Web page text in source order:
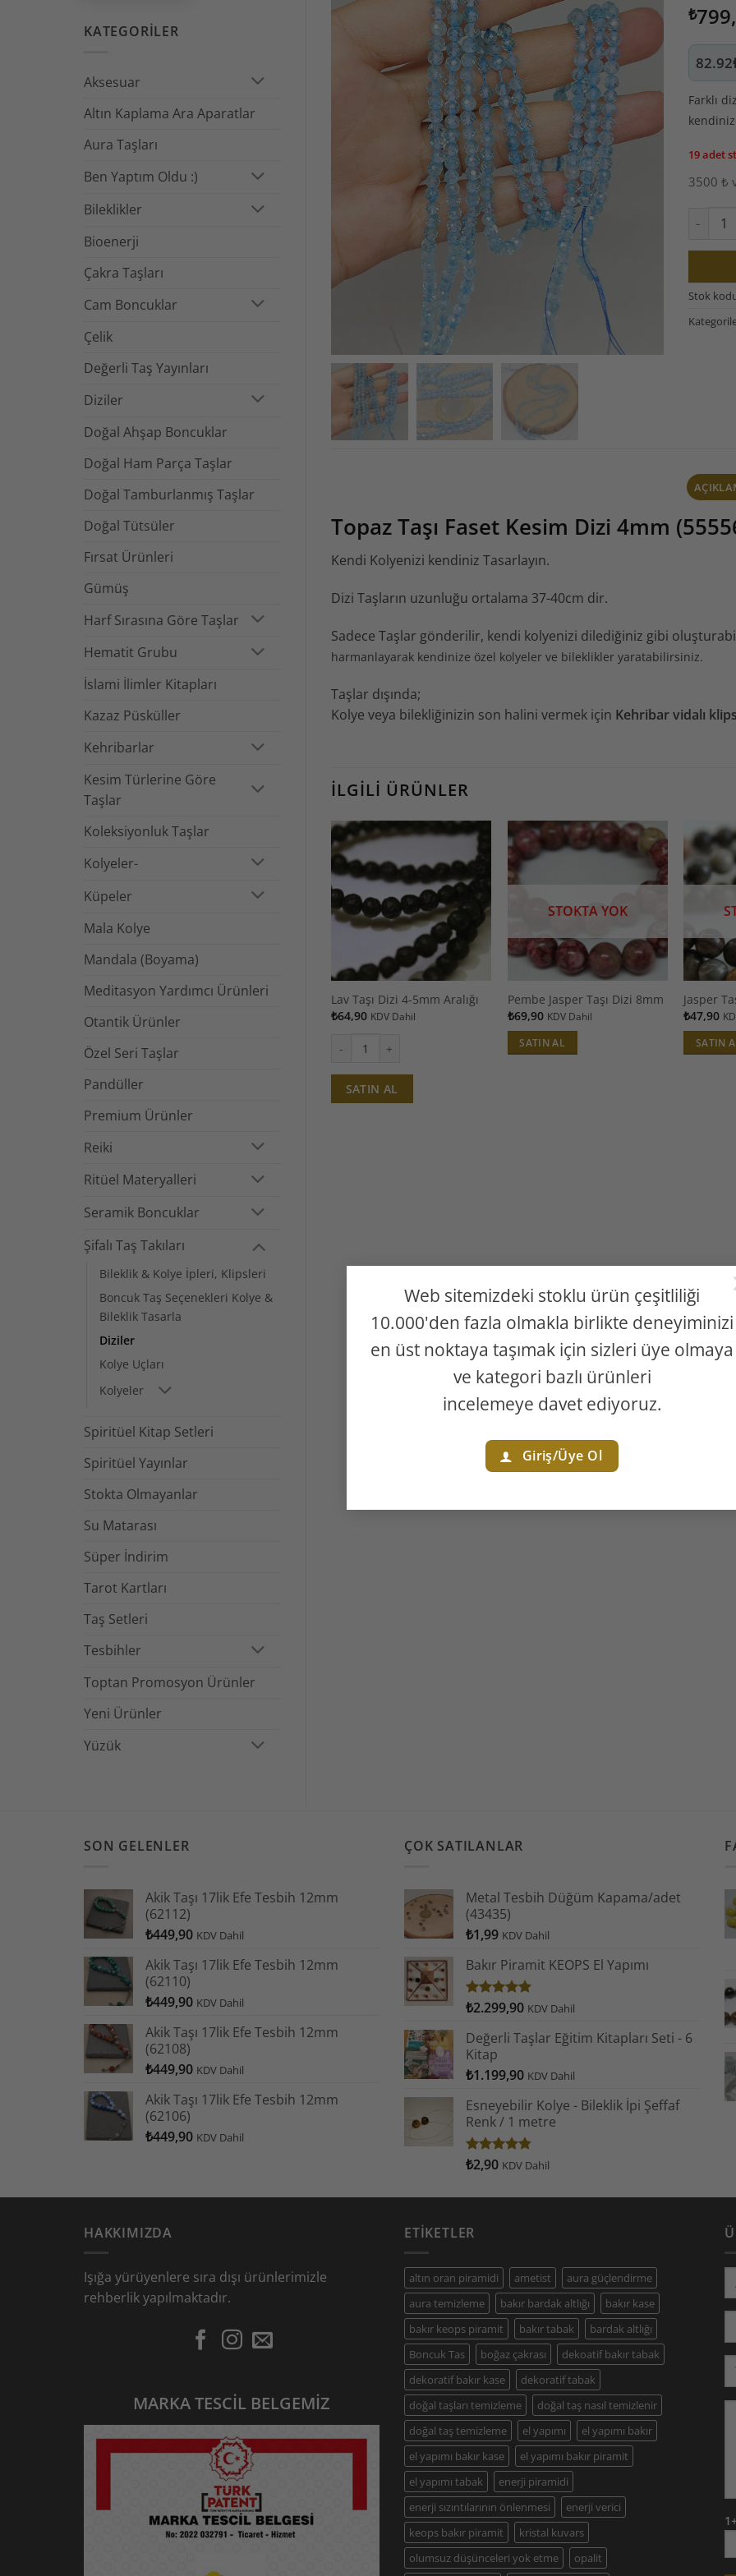
Web sitemizdeki stoklu ürün çeşitliliği
10.000'den fazla olmakla birlikte deneyiminizi
en üst noktaya taşımak için sizleri üye olmaya
ve kategori bazlı ürünleri
incelemeye davet ediyoruz.
Giriş/Üye Ol
- 11:00 E KADAR VERDİĞİNİZ TÜM SİPARİŞLER AYNI GÜN KARGODA
- ÜRÜN ALIM LİMİTİ MİNİMUM 0 ₺ + KARGO ÜCRETİDİR
- KAPIDA ÖDEME ALIM LİMİTİ MİNİMUM 900 ₺ + KARGO ÜCRETİDİR
- BİLEKLİK VE KOLYE ÖZEL YAPIM İSTEKLERİNİZİ İLETEBİLİRSİNİZ
- YURT DIŞI GÖNDERİM YAPIYORUZ.DETAYLAR İÇİN İLETİŞİM TIKLAYINIZ
- INSTAGRAM HESABIMIZ TIKLAYINIZ
- SİPARİŞ SONRASI KARGO TAKİBİ İÇİN HESABIM - SİPARİŞLERİM
KATEGORILER
Aksesuar
Altın Kaplama Ara Aparatlar
Aura Taşları
Ben Yaptım Oldu :)
Bileklikler
Bioenerji
Çakra Taşları
Cam Boncuklar
Çelik
Değerli Taş Yayınları
Diziler
Doğal Ahşap Boncuklar
Doğal Ham Parça Taşlar
Doğal Tamburlanmış Taşlar
Doğal Tütsüler
Fırsat Ürünleri
Gümüş
Harf Sırasına Göre Taşlar
Hematit Grubu
İslami İlimler Kitapları
Kazaz Püsküller
Kehribarlar
Kesim Türlerine Göre
Taşlar
Koleksiyonluk Taşlar
Kolyeler-
Küpeler
Mala Kolye
Mandala (Boyama)
Meditasyon Yardımcı Ürünleri
Otantik Ürünler
Özel Seri Taşlar
Pandüller
Premium Ürünler
Reiki
Ritüel Materyalleri
Seramik Boncuklar
Şifalı Taş Takıları
Bileklik & Kolye İpleri, Klipsleri
Boncuk Taş Seçenekleri Kolye &
Bileklik Tasarla
Diziler
Kolye Uçları
Kolyeler
Spiritüel Kitap Setleri
Spiritüel Yayınlar
Stokta Olmayanlar
Su Matarası
Süper İndirim
Tarot Kartları
Taş Setleri
Tesbihler
Toptan Promosyon Ürünler
Yeni Ürünler
Yüzük
₺
Farklı
19 adet
3500 ₺
Topaz
Stok
Topaz Taşı Faset Kesim Dizi 4mm
Kendi Kolyenizi kendiniz Tasarlayın.
Dizi Taşların uzunluğu ortalama 37-40cm dir.
Sadece Taşlar gönderilir, kendi kolyenizi dilediğiniz gibi
harmanlayarak kendinize özel kolyeler ve bileklikler yaratabilirsiniz.
Taşlar dışında;
Kolye veya bilekliğinizin son halini vermek için Kehribar vidalı
İLGILI ÜRÜNLER
Lav Taşı Dizi 4-5mm Aralığı
₺64,90 KDV Dahil
Lav Taşı Dizi 4-5mm Aralığı adet
SATIN AL
STOKTA YOK
Pembe Jasper Taşı Dizi 8mm
₺69,90 KDV Dahil
SATIN AL
Jasper
₺47,90
SATIN
SON GELENLER
Akik Taşı 17lik Efe Tesbih 12mm
(62112)
₺449,90 KDV Dahil
Akik Taşı 17lik Efe Tesbih 12mm
(62110)
₺449,90 KDV Dahil
Akik Taşı 17lik Efe Tesbih 12mm
(62108)
₺449,90 KDV Dahil
Akik Taşı 17lik Efe Tesbih 12mm
(62106)
₺449,90 KDV Dahil
ÇOK SATILANLAR
Metal Tesbih Düğüm Kapama/adet
(43435)
₺1,99 KDV Dahil
Bakır Piramit KEOPS El Yapımı
5 üzerinden
aldı
₺2.299,90 KDV Dahil
Değerli Taşlar Eğitim Kitapları Seti - 6
Kitap
₺1.199,90 KDV Dahil
Esneyebilir Kolye - Bileklik İpi Şeffaf
Renk / 1 metre
5
₺2,90 KDV Dahil
HAKKIMIZDA
Işığa yürüyenlere sıra dışı ürünlerimizle
rehberlik yapılmaktadır.
MARKA TESCİL BELGEMİZ
ETIKETLER
altın oran piramidi ametist
aura güçlendirme
aura temizleme
bakır bardak altlığı
bakır kase
bakır keops piramit
bakır tabak
bardak altlığı
Boncuk Tas
boğaz çakrası
dekoatif bakır tabak
dekoratif bakır kase
dekoratif tabak
doğal taşları temizleme
doğal taş nasıl temizlenir
doğal taş temizleme
el yapımı
el yapımı bakır
el yapımı bakır kase
el yapımı bakır piramit
el yapımı tabak
enerji piramidi
enerji sızıntılarının önlenmesi
enerji verici
keops bakır piramit
kristal kuvars
olumsuz düşünceleri yok etme
opalit